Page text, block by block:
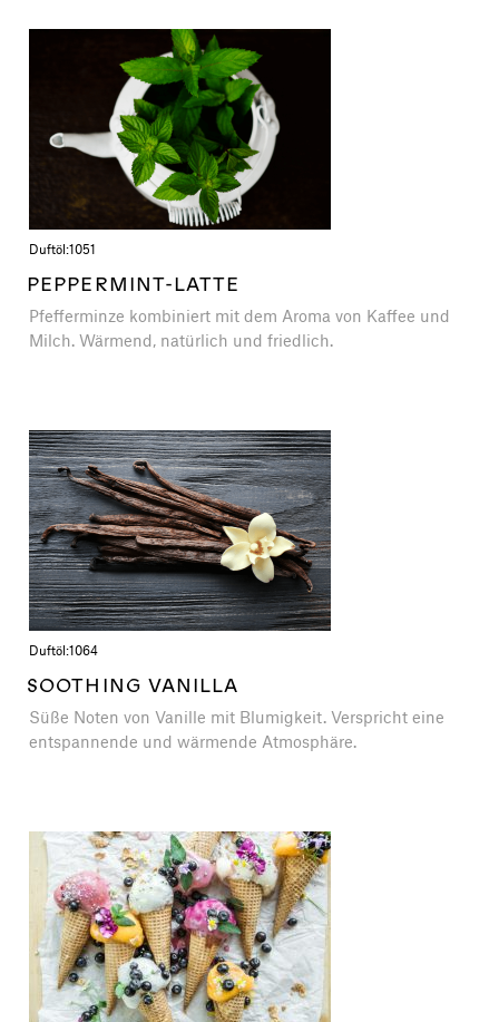
Duftöl:1051
PEPPERMINT-LATTE
Pfefferminze kombiniert mit dem Aroma von Kaffee und
Milch. Wärmend, natürlich und friedlich.
Duftöl:1064
SOOTHING VANILLA
Süße Noten von Vanille mit Blumigkeit. Verspricht eine
entspannende und wärmende Atmosphäre.